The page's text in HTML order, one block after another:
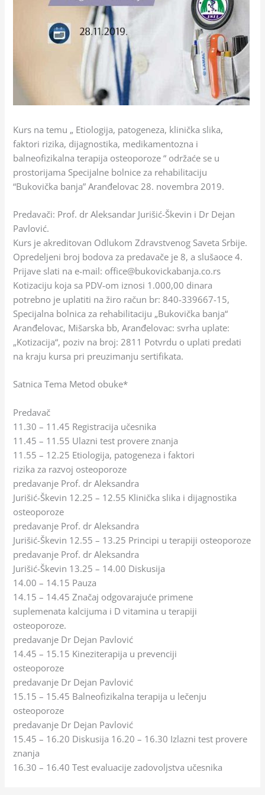
Kurs na temu „ Etiologija, patogeneza, klinička slika,
faktori rizika, dijagnostika, medikamentozna i
balneofizikalna terapija osteoporoze “ održaće se u
prostorijama Specijalne bolnice za rehabilitaciju
“Bukovička banja” Aranđelovac 28. novembra 2019.
Predavači: Prof. dr Aleksandar Jurišić-Škevin i Dr Dejan
Pavlović.
Kurs je akreditovan Odlukom Zdravstvenog Saveta Srbije.
Opredeljeni broj bodova za predavače je 8, a slušaoce 4.
Prijave slati na e-mail: office@bukovickabanja.co.rs
Kotizaciju koja sa PDV-om iznosi 1.000,00 dinara
potrebno je uplatiti na žiro račun br: 840-339667-15,
Specijalna bolnica za rehabilitaciju „Bukovička banja“
Aranđelovac, Mišarska bb, Aranđelovac: svrha uplate:
„Kotizacija“, poziv na broj: 2811 Potvrdu o uplati predati
na kraju kursa pri preuzimanju sertifikata.
Satnica Tema Metod obuke*
Predavač
11.30 – 11.45 Registracija učesnika
11.45 – 11.55 Ulazni test provere znanja
11.55 – 12.25 Etiologija, patogeneza i faktori
rizika za razvoj osteoporoze
predavanje Prof. dr Aleksandra
Jurišić-Škevin 12.25 – 12.55 Klinička slika i dijagnostika
osteoporoze
predavanje Prof. dr Aleksandra
Jurišić-Škevin 12.55 – 13.25 Principi u terapiji osteoporoze
predavanje Prof. dr Aleksandra
Jurišić-Škevin 13.25 – 14.00 Diskusija
14.00 – 14.15 Pauza
14.15 – 14.45 Značaj odgovarajuće primene
suplemenata kalcijuma i D vitamina u terapiji
osteoporoze.
predavanje Dr Dejan Pavlović
14.45 – 15.15 Kineziterapija u prevenciji
osteoporoze
predavanje Dr Dejan Pavlović
15.15 – 15.45 Balneofizikalna terapija u lečenju
osteoporoze
predavanje Dr Dejan Pavlović
15.45 – 16.20 Diskusija 16.20 – 16.30 Izlazni test provere
znanja
16.30 – 16.40 Test evaluacije zadovoljstva učesnika